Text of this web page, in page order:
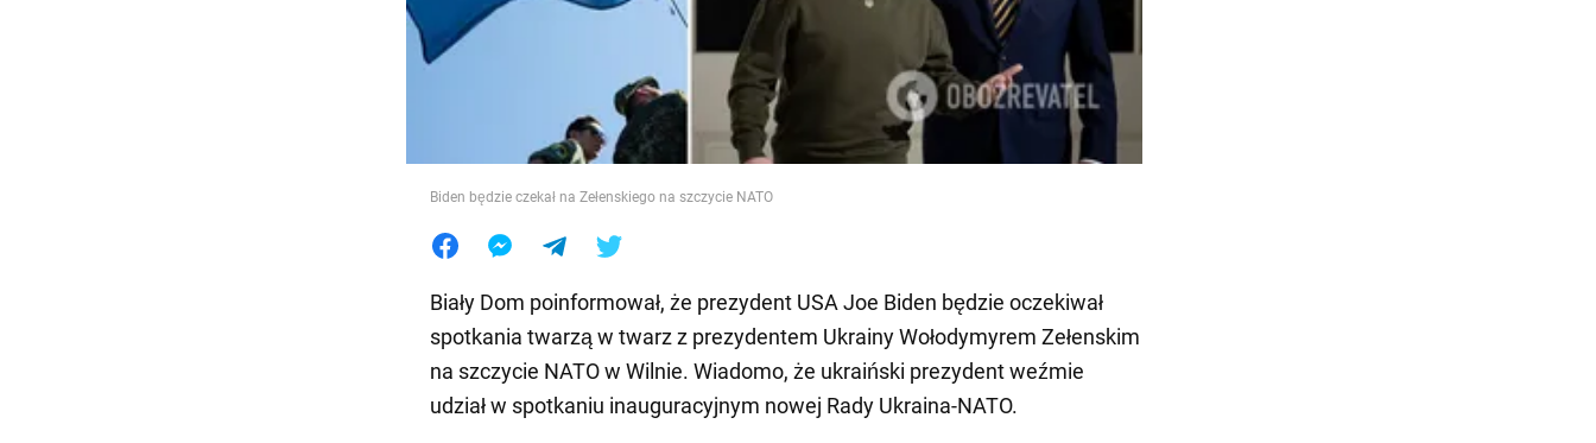
Jedzenie
Biden będzie czekał na Zełenskiego na szczycie NATO
Biały Dom poinformował, że prezydent USA Joe Biden będzie oczekiwał
spotkania twarzą w twarz z prezydentem Ukrainy Wołodymyrem Zełenskim
na szczycie NATO w Wilnie. Wiadomo, że ukraiński prezydent weźmie
udział w spotkaniu inauguracyjnym nowej Rady Ukraina-NATO.